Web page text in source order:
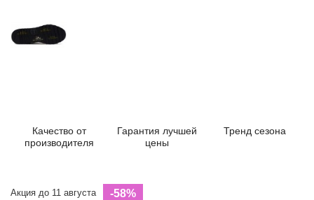
Качество от
производителя
Гарантия лучшей
цены
Тренд сезона
Акция до 11 августа -58%